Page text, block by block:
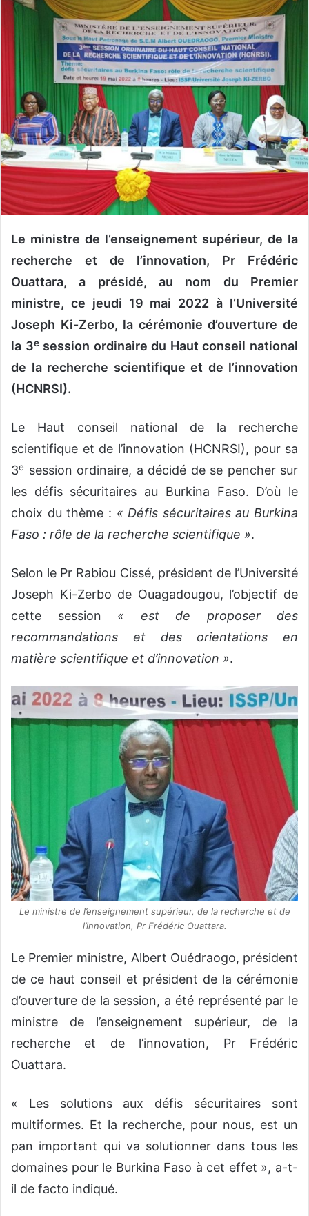
y
e
r
u
n
c
r
r
i
e
l
Le ministre de l’enseignement supérieur, de la
recherche et de l’innovation, Pr Frédéric
Ouattara, a présidé, au nom du Premier
ministre, ce jeudi 19 mai 2022 à l’Université
Joseph Ki-Zerbo, la cérémonie d’ouverture de
la 3esession ordinaire du Haut conseil national
de la recherche scientifique et de l’innovation
(HCNRSI).
Le Haut conseil national de la recherche
scientifique et de l’innovation (HCNRSI), pour sa
3e session ordinaire, a décidé de se pencher sur
les défis sécuritaires au Burkina Faso. D’où le
choix du thème : « Défis sécuritaires au Burkina
Faso : rôle de la recherche scientifique ».
Selon le Pr Rabiou Cissé, président de l’Université
Joseph Ki-Zerbo de Ouagadougou, l’objectif de
cette session « est de proposer des
recommandations et des orientations en
matière scientifique et d’innovation ».
Le ministre de l’enseignement supérieur, de la recherche et de
l’innovation, Pr Frédéric Ouattara.
Le Premier ministre, Albert Ouédraogo, président
de ce haut conseil et président de la cérémonie
d’ouverture de la session, a été représenté par le
ministre de l’enseignement supérieur, de la
recherche et de l’innovation, Pr Frédéric
Ouattara.
« Les solutions aux défis sécuritaires sont
multiformes. Et la recherche, pour nous, est un
pan important qui va solutionner dans tous les
domaines pour le Burkina Faso à cet effet », a-t-
il de facto indiqué.